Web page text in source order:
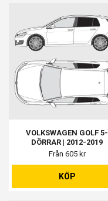
VOLKSWAGEN GOLF 5-
DÖRRAR | 2012-2019
Från 605 kr
KÖP